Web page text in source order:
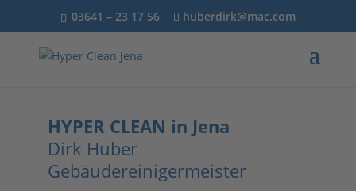
03641 – 23 17 56 huberdirk@mac.com
HYPER CLEAN in Jena
Dirk Huber
Gebäudereinigermeister